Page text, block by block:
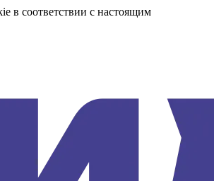
в соответствии с настоящим